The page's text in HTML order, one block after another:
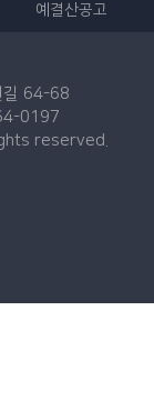
예결산공고
길 64-68
0197
reserved.